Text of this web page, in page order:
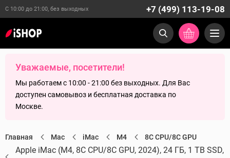
С 10:00 до 21:00, без выходных +7 (499) 113-19-08
Уважаемые, посетители!
Мы работаем с 10:00 - 21:00 без выходных. Для Вас
доступен самовывоз и бесплатная доставка по
Москве.
Главная Mac iMac M4 8C CPU/8C GPU
Apple iMac (M4, 8C CPU/8C GPU, 2024), 24 ГБ, 1 TB SSD,